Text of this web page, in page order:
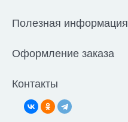
Полезная информация
Оформление заказа
Контакты